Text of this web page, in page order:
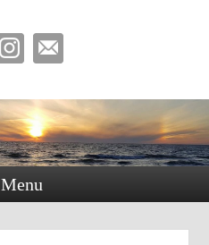
Menu